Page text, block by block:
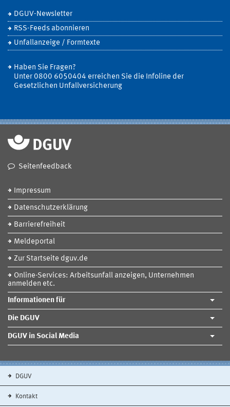
DGUV-Newsletter
RSS-Feeds abonnieren
Unfallanzeige / Formtexte
Haben Sie Fragen?
Unter 0800 6050404 erreichen Sie die Infoline der
Gesetzlichen Unfallversicherung
Seitenfeedback
Impressum
Datenschutzerklärung
Barrierefreiheit
Meldeportal
Zur Startseite dguv.de
Online-Services: Arbeitsunfall anzeigen, Unternehmen
anmelden etc.
Informationen für
Die DGUV
DGUV in Social Media
DGUV
Kontakt